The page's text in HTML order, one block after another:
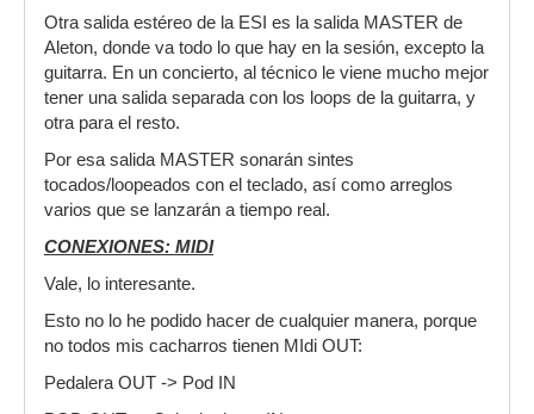
Otra salida estéreo de la ESI es la salida MASTER de
Aleton, donde va todo lo que hay en la sesión, excepto la
guitarra. En un concierto, al técnico le viene mucho mejor
tener una salida separada con los loops de la guitarra, y
otra para el resto.
Por esa salida MASTER sonarán sintes
tocados/loopeados con el teclado, así como arreglos
varios que se lanzarán a tiempo real.
CONEXIONES: MIDI
Vale, lo interesante.
Esto no lo he podido hacer de cualquier manera, porque
no todos mis cacharros tienen MIdi OUT:
Pedalera OUT -> Pod IN